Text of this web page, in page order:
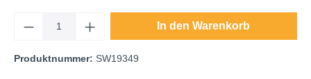
In den Warenkorb
Produktnummer: SW19349